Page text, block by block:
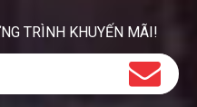
TRÌNH KHUYẾN MÃI!